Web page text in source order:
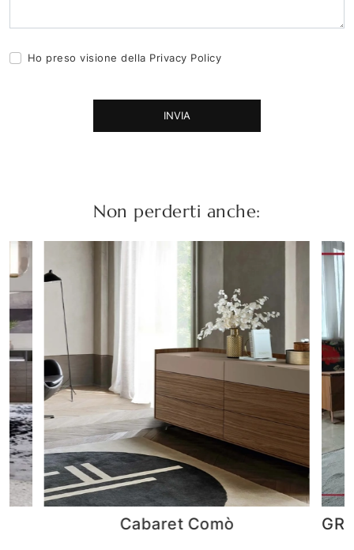
Ho preso visione della Privacy Policy
INVIA
Non perderti anche:
GRUPPO LETTO LEONARDO ARTE